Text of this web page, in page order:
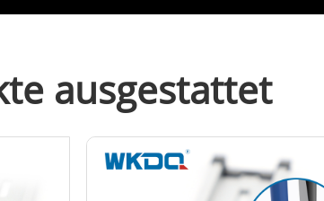
ausgestattet